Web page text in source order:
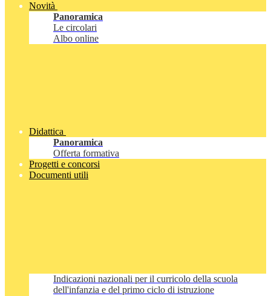
Novità
Panoramica
Le circolari
Albo online
Didattica
Panoramica
Offerta formativa
Progetti e concorsi
Documenti utili
Indicazioni nazionali per il curricolo della scuola
dell'infanzia e del primo ciclo di istruzione